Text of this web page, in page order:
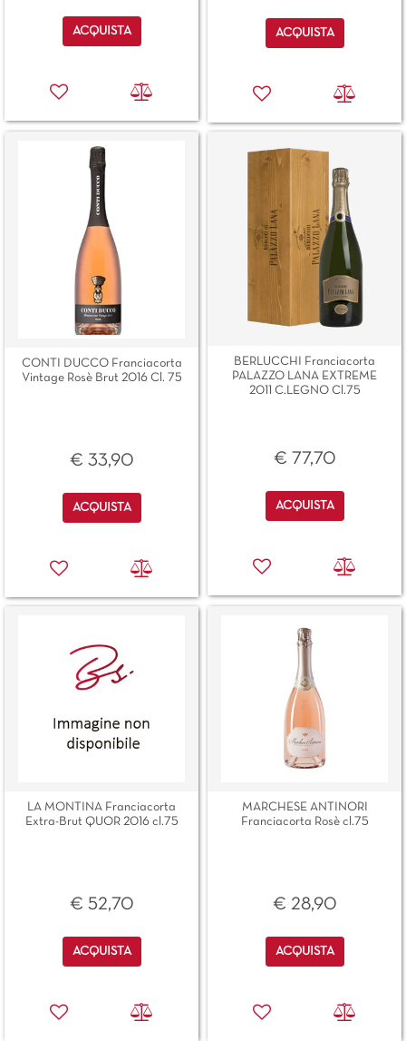
Quantità
ACQUISTA Quantità
ACQUISTA
CONTI DUCCO Franciacorta
Vintage Rosè Brut 2016 Cl. 75
€ 33,90
Quantità
ACQUISTA
BERLUCCHI Franciacorta
PALAZZO LANA EXTREME
2011 C.LEGNO Cl.75
€ 77,70
Quantità
ACQUISTA
LA MONTINA Franciacorta
Extra-Brut QUOR 2016 cl.75
€ 52,70
Quantità
ACQUISTA
MARCHESE ANTINORI
Franciacorta Rosè cl.75
€ 28,90
Quantità
ACQUISTA